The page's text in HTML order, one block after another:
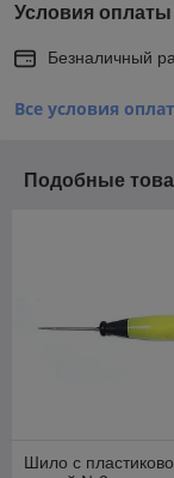
Условия оплаты
Безналичный
Все условия
Подобные
Шило с